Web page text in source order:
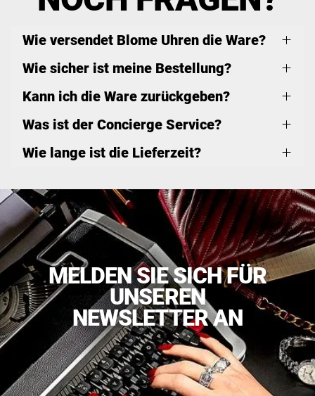
Wie versendet Blome Uhren die Ware?
Wie sicher ist meine Bestellung?
Kann ich die Ware zurückgeben?
Was ist der Concierge Service?
Wie lange ist die Lieferzeit?
MELDEN SIE SICH FÜR
UNSEREN
NEWSLETTER AN